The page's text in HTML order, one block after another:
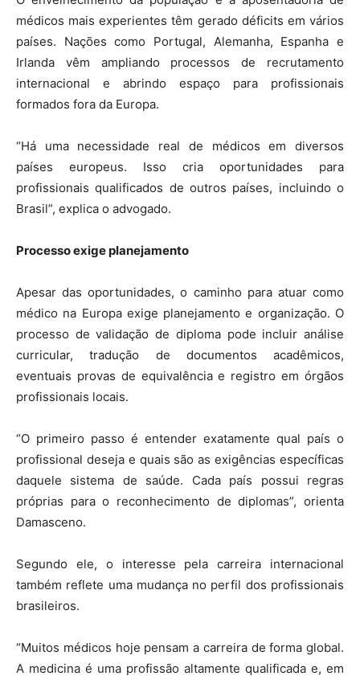
médicos mais experientes têm gerado déficits em vários
países. Nações como Portugal, Alemanha, Espanha e
Irlanda vêm ampliando processos de recrutamento
internacional e abrindo espaço para profissionais
formados fora da Europa.
“Há uma necessidade real de médicos em diversos
países europeus. Isso cria oportunidades para
profissionais qualificados de outros países, incluindo o
Brasil”, explica o advogado.
Processo exige planejamento
Apesar das oportunidades, o caminho para atuar como
médico na Europa exige planejamento e organização. O
processo de validação de diploma pode incluir análise
curricular, tradução de documentos acadêmicos,
eventuais provas de equivalência e registro em órgãos
profissionais locais.
“O primeiro passo é entender exatamente qual país o
profissional deseja e quais são as exigências específicas
daquele sistema de saúde. Cada país possui regras
próprias para o reconhecimento de diplomas”, orienta
Damasceno.
Segundo ele, o interesse pela carreira internacional
também reflete uma mudança no perfil dos profissionais
brasileiros.
“Muitos médicos hoje pensam a carreira de forma global.
A medicina é uma profissão altamente qualificada e, em